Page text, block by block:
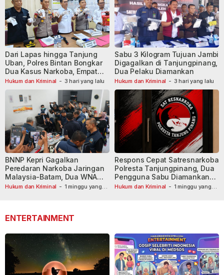
Hukum dan Kriminal - 3 hari yang lalu
Dari Lapas hingga Tanjung
Uban, Polres Bintan Bongkar
Dua Kasus Narkoba, Empat
Tersangka Dibekuk
Hukum dan Kriminal - 3 hari yang lalu
Sabu 3 Kilogram Tujuan Jambi
Digagalkan di Tanjungpinang,
Dua Pelaku Diamankan
Hukum dan Kriminal - 1 minggu yang
BNNP Kepri Gagalkan
Peredaran Narkoba Jaringan
Malaysia-Batam, Dua WNA
Masih Diburu
Hukum dan Kriminal - 1 minggu yang
Respons Cepat Satresnarkoba
Polresta Tanjungpinang, Dua
Pengguna Sabu Diamankan
Usai Dilaporkan ke Call Center
ENTERTAINMENT